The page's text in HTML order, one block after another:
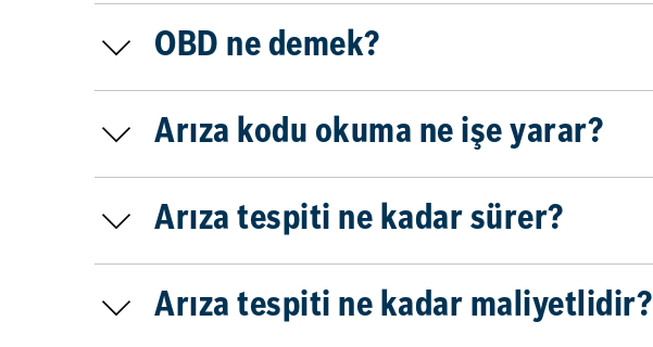
OBD ne demek?
Arıza kodu okuma ne işe yarar?
Arıza tespiti ne kadar sürer?
Arıza tespiti ne kadar maliyetlidir?